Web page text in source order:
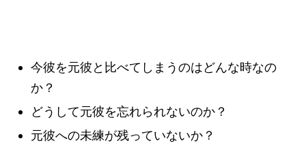
今彼を元彼と比べてしまうのはどんな時なの
か？
どうして元彼を忘れられないのか？
元彼への未練が残っていないか？